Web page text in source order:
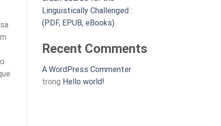
Linguistically Challenged :
(PDF, EPUB, eBooks)
Recent Comments
A WordPress Commenter
trong Hello world!